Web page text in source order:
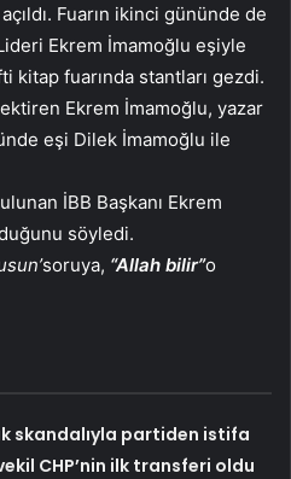
Fuarın ikinci gününde de
Ekrem İmamoğlu eşiyle
kitap fuarında stantları gezdi.
Ekrem İmamoğlu, yazar
eşi Dilek İmamoğlu ile
İBB Başkanı Ekrem
söyledi.
soruya, “Allah bilir”o
skandalıyla partiden istifa
CHP’nin ilk transferi oldu